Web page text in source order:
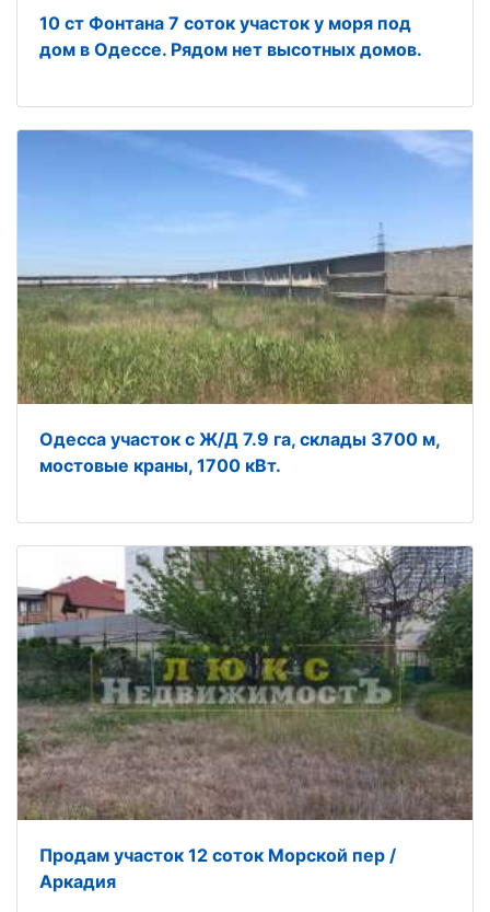
10 ст Фонтана 7 соток участок у моря под
дом в Одессе. Рядом нет высотных домов.
Одесса участок с Ж/Д 7.9 га, склады 3700 м,
мостовые краны, 1700 кВт.
Продам участок 12 соток Морской пер /
Аркадия